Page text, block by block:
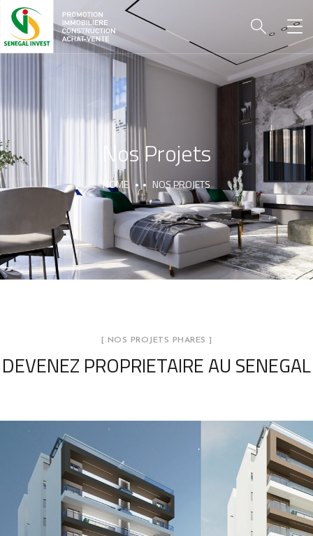
Nos Projets
HOME NOS PROJETS
[ NOS PROJETS PHARES ]
DEVENEZ PROPRIETAIRE AU SENEGAL